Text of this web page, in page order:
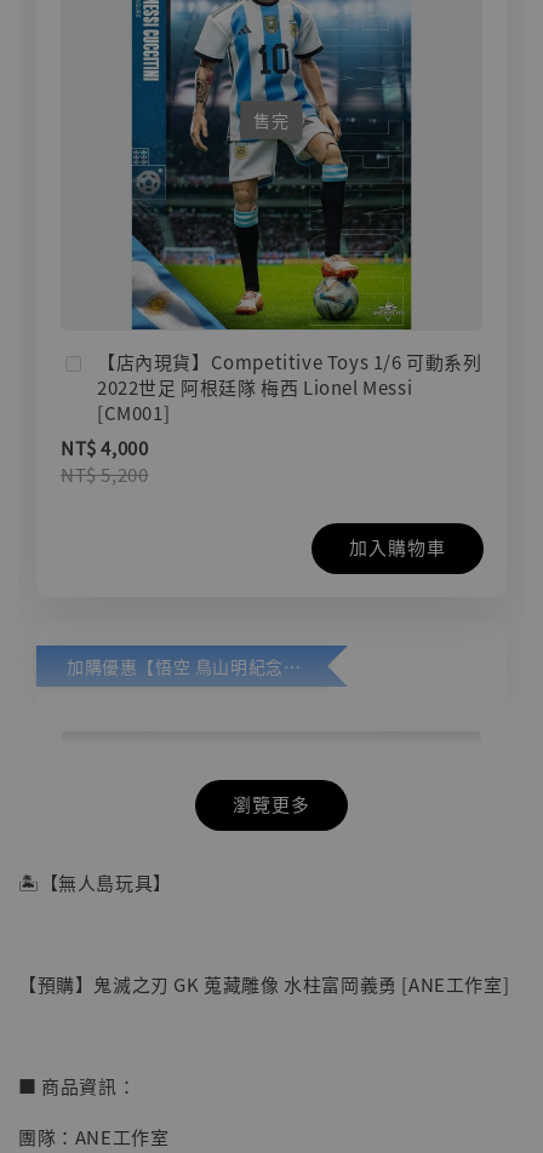
售完
【店內現貨】Competitive Toys 1/6 可動系列
2022世足 阿根廷隊 梅西 Lionel Messi
[CM001]
NT$ 4,000
NT$ 5,200
加入購物車
加購優惠【悟空 鳥山明紀念款 [奇蹟工作室]】
瀏覽更多
🏝【無人島玩具】
【預購】鬼滅之刃 GK 蒐藏雕像 水柱富岡義勇 [ANE工作室]
■ 商品資訊：
團隊：ANE工作室